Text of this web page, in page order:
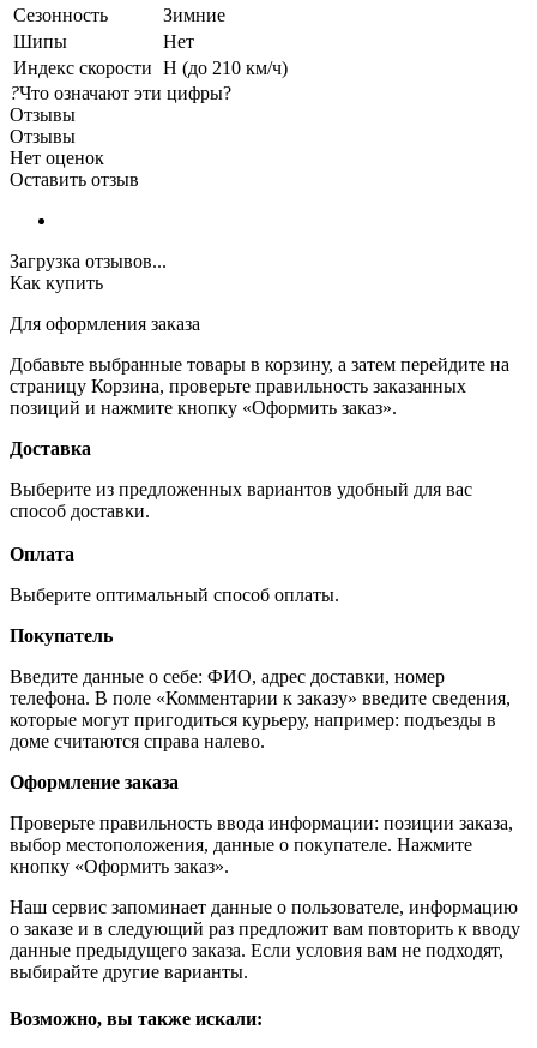
Сезонность
Зимние
Шипы
Нет
Индекс скорости H (до 210 км/ч)
?Что означают эти цифры?
Отзывы
Отзывы
Нет оценок
Оставить отзыв
Загрузка отзывов...
Как купить
Для оформления заказа
Добавьте выбранные товары в корзину, а затем перейдите на
страницу Корзина, проверьте правильность заказанных
позиций и нажмите кнопку «Оформить заказ».
Доставка
Выберите из предложенных вариантов удобный для вас
способ доставки.
Оплата
Выберите оптимальный способ оплаты.
Покупатель
Введите данные о себе: ФИО, адрес доставки, номер
телефона. В поле «Комментарии к заказу» введите сведения,
которые могут пригодиться курьеру, например: подъезды в
доме считаются справа налево.
Оформление заказа
Проверьте правильность ввода информации: позиции заказа,
выбор местоположения, данные о покупателе. Нажмите
кнопку «Оформить заказ».
Наш сервис запоминает данные о пользователе, информацию
о заказе и в следующий раз предложит вам повторить к вводу
данные предыдущего заказа. Если условия вам не подходят,
выбирайте другие варианты.
Возможно, вы также искали: